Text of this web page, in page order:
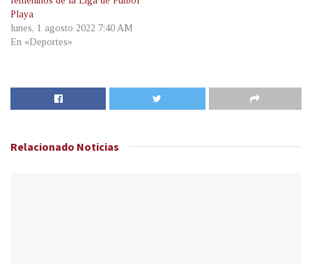
Playa
lunes, 1 agosto 2022 7:40 AM
En «Deportes»
Relacionado Noticias